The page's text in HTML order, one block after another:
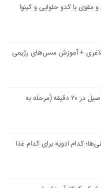
مقوی با کدو حلوایی و کینوا
لاغری + آموزش سس‌های رژیمی
طرز تهیه اسپاگتی ایتالیایی اصیل در ۲۰ دقیقه (مرحله به
کدام ادویه برای کدام غذا